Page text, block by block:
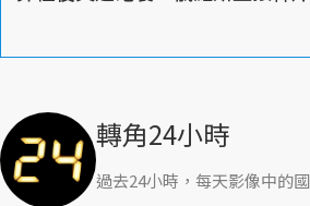
轉角24小時
過去24小時，每天影像中的